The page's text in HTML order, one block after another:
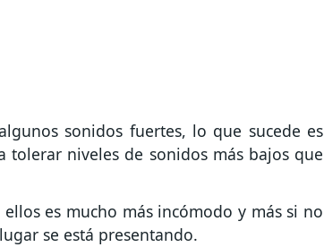
sonidos fuertes, lo que sucede es
niveles de sonidos más bajos que
es mucho más incómodo y más si no
se está presentando.